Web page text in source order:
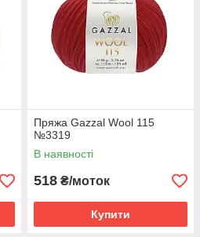
Пряжа Gazzal Wool 115
№3319
В наявності
518 ₴/моток
Купити